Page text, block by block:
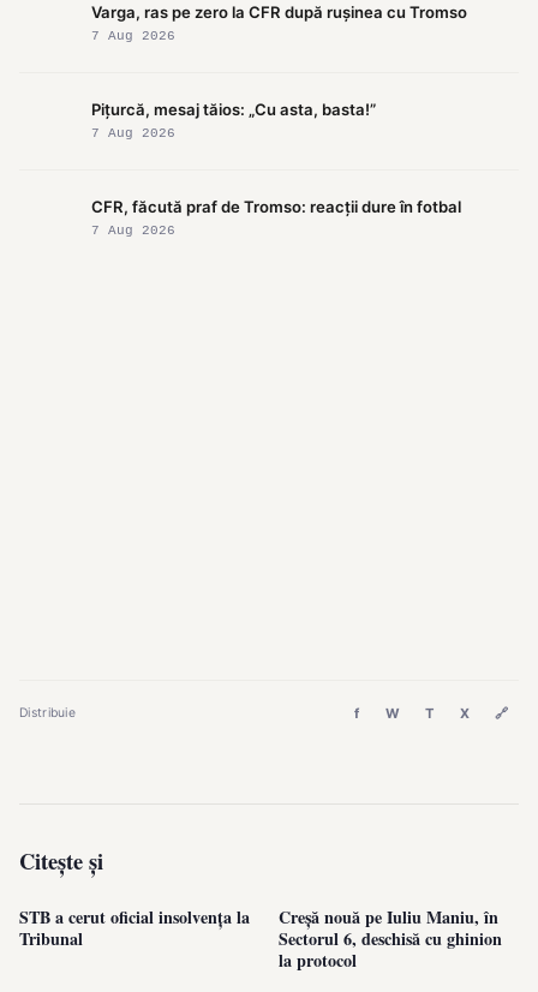
Varga, ras pe zero la CFR după rușinea cu Tromso
7 Aug 2026
Pițurcă, mesaj tăios: „Cu asta, basta!”
7 Aug 2026
CFR, făcută praf de Tromso: reacții dure în fotbal
7 Aug 2026
Distribuie f W T X 🔗
Citește și
STB a cerut oficial insolvența la
Tribunal
Creșă nouă pe Iuliu Maniu, în
Sectorul 6, deschisă cu ghinion
la protocol